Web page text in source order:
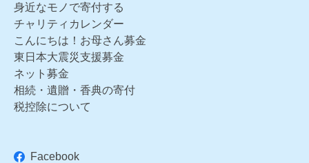
身近なモノで寄付する
チャリティカレンダー
こんにちは！お母さん募金
東日本大震災支援募金
ネット募金
相続・遺贈・香典の寄付
税控除について
Facebook